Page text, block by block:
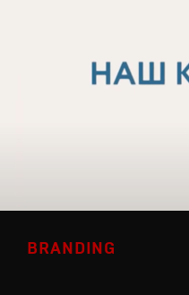
BRANDING